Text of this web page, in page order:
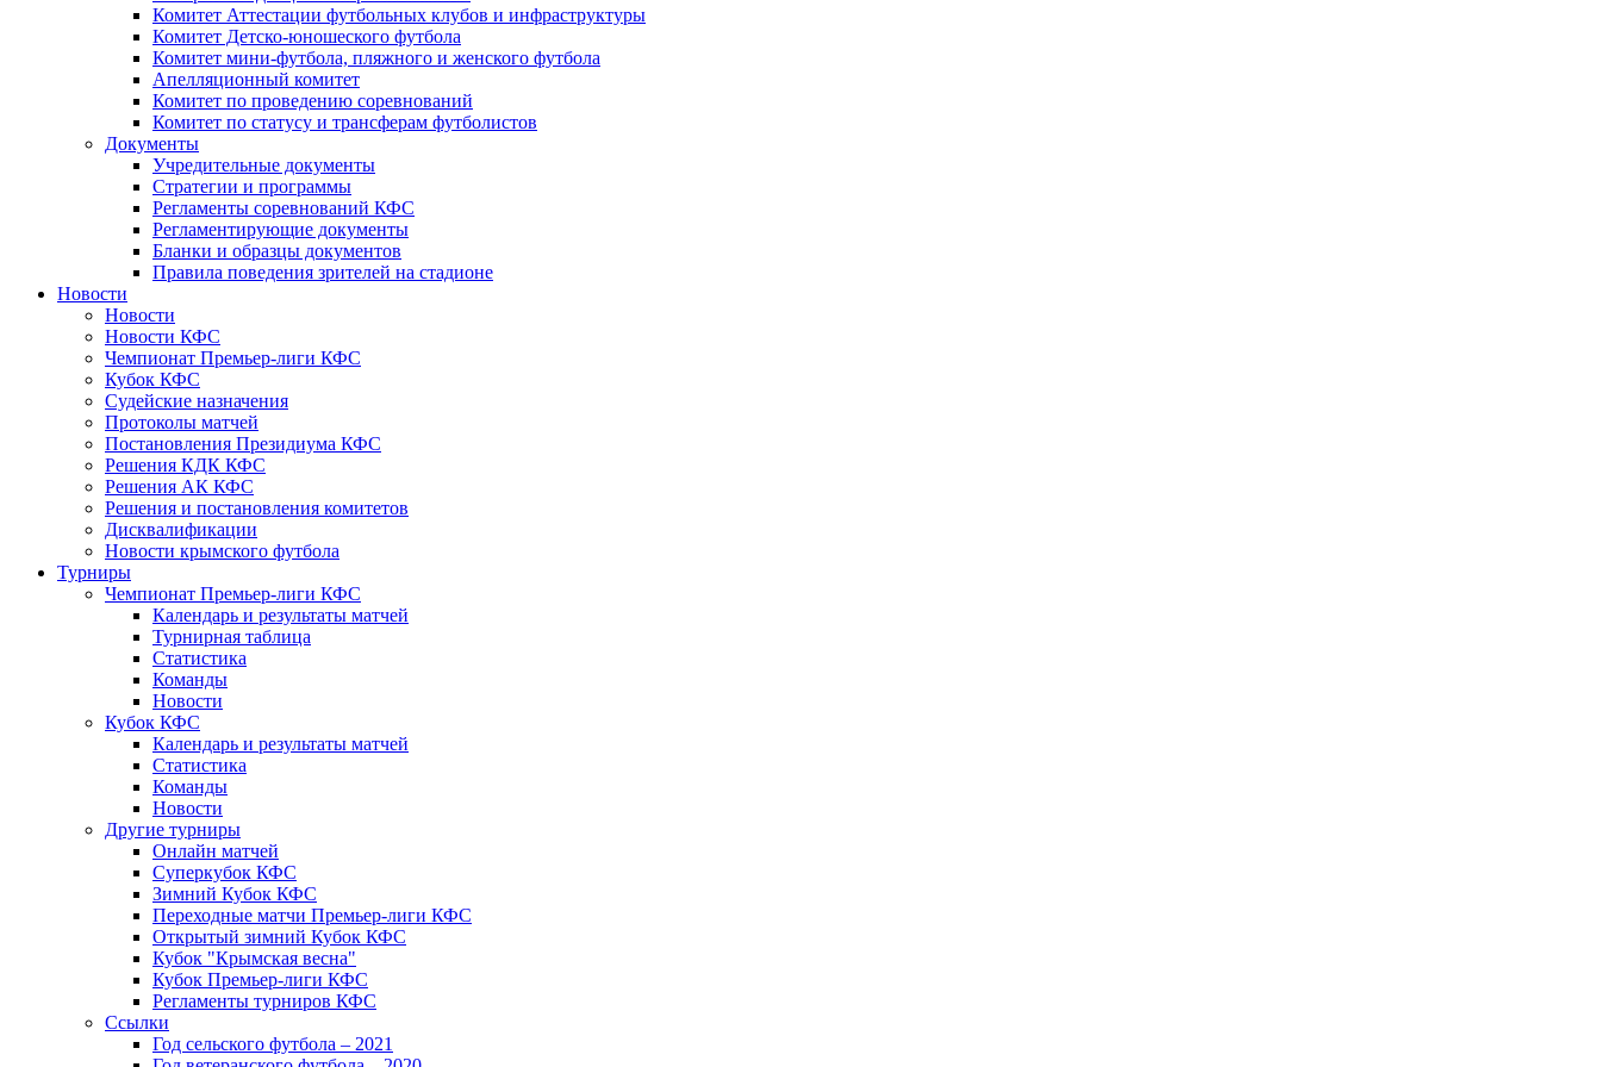
Комитет Аттестации футбольных клубов и инфраструктуры
Комитет Детско-юношеского футбола
Комитет мини-футбола, пляжного и женского футбола
Апелляционный комитет
Комитет по проведению соревнований
Комитет по статусу и трансферам футболистов
Документы
Учредительные документы
Стратегии и программы
Регламенты соревнований КФС
Регламентирующие документы
Бланки и образцы документов
Правила поведения зрителей на стадионе
Новости
Новости
Новости КФС
Чемпионат Премьер-лиги КФС
Кубок КФС
Судейские назначения
Протоколы матчей
Постановления Президиума КФС
Решения КДК КФС
Решения АК КФС
Решения и постановления комитетов
Дисквалификации
Новости крымского футбола
Турниры
Чемпионат Премьер-лиги КФС
Календарь и результаты матчей
Турнирная таблица
Статистика
Команды
Новости
Кубок КФС
Календарь и результаты матчей
Статистика
Команды
Новости
Другие турниры
Онлайн матчей
Суперкубок КФС
Зимний Кубок КФС
Переходные матчи Премьер-лиги КФС
Открытый зимний Кубок КФС
Кубок "Крымская весна"
Кубок Премьер-лиги КФС
Регламенты турниров КФС
Ссылки
Год сельского футбола – 2021